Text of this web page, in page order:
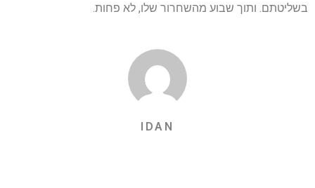
בשליטתם. ותוך שבוע מהשחרור שלו, לא פחות.
IDAN